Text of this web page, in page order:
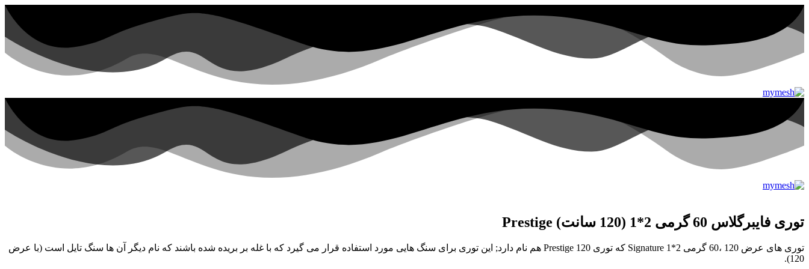
توری فایبرگلاس 60 گرمی 2*1 (120 سانت) Prestige
توری های عرض 120 ،60 گرمی 2*1 Signature که توری Prestige 120 هم نام دارد; این توری برای سنگ هایی مورد استفاده قرار می گیرد که با غله بر بریده شده باشند که نام دیگر آن ها سنگ تایل است (با عرض
120).